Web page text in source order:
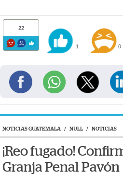
22
1 0
NOTICIAS GUATEMALA / NULL / NOTICIAS
¡Reo fugado!
Granja Penal Pavón